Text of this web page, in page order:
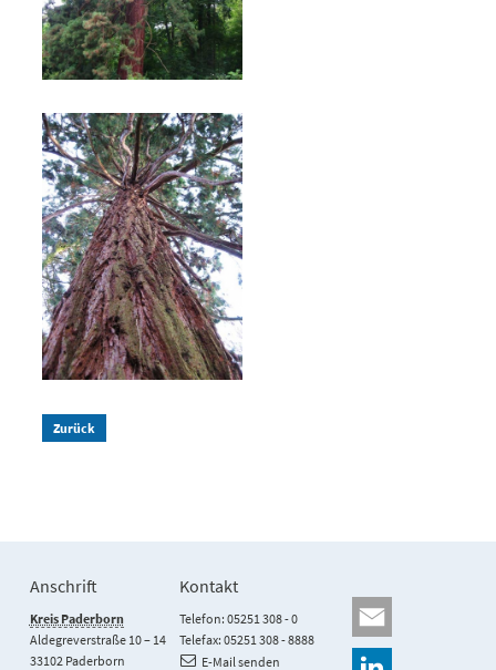
Zurück
Anschrift
Kreis Paderborn
Aldegreverstraße 10 – 14
33102 Paderborn
Kontakt
Telefon: 05251 308 - 0
Telefax: 05251 308 - 8888
E-Mail senden